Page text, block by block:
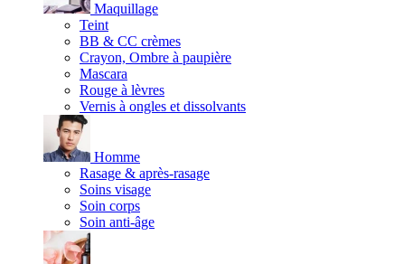
Maquillage
Teint
BB & CC crèmes
Crayon, Ombre à paupière
Mascara
Rouge à lèvres
Vernis à ongles et dissolvants
Homme
Rasage & après-rasage
Soins visage
Soin corps
Soin anti-âge